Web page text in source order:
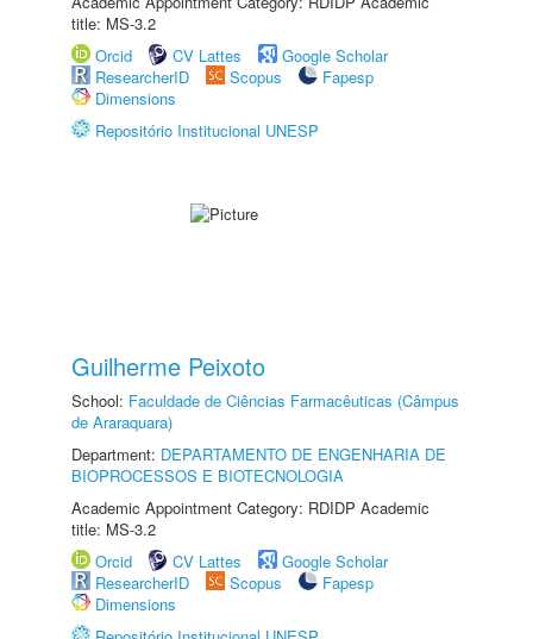
title: MS-3.2
Orcid
CV Lattes
Google Scholar
ResearcherID
Scopus
Fapesp
Dimensions
Repositório Institucional UNESP
Guilherme Peixoto
School: Faculdade de Ciências Farmacêuticas (Câmpus
de Araraquara)
Department: DEPARTAMENTO DE ENGENHARIA DE
BIOPROCESSOS E BIOTECNOLOGIA
Academic Appointment Category: RDIDP Academic
title: MS-3.2
Orcid
CV Lattes
Google Scholar
ResearcherID
Scopus
Fapesp
Dimensions